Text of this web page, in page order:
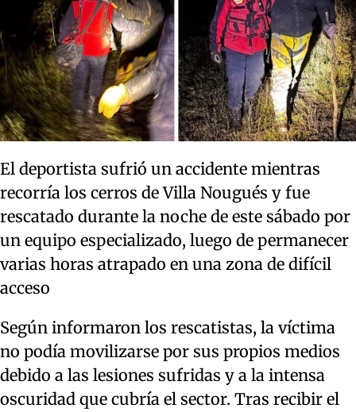
El deportista sufrió un accidente mientras
recorría los cerros de Villa Nougués y fue
rescatado durante la noche de este sábado por
un equipo especializado, luego de permanecer
varias horas atrapado en una zona de difícil
acceso
Según informaron los rescatistas, la víctima
no podía movilizarse por sus propios medios
debido a las lesiones sufridas y a la intensa
oscuridad que cubría el sector. Tras recibir el